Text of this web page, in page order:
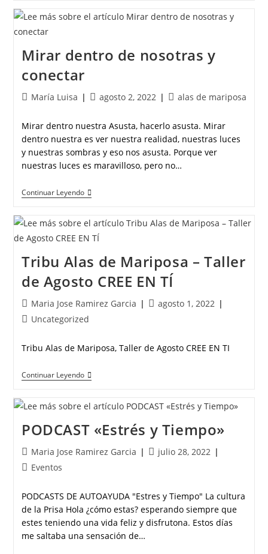
Mirar dentro de nosotras y
conectar
María Luisa agosto 2, 2022 alas de mariposa
Mirar dentro nuestra Asusta, hacerlo asusta. Mirar
dentro nuestra es ver nuestra realidad, nuestras luces
y nuestras sombras y eso nos asusta. Porque ver
nuestras luces es maravilloso, pero no…
Continuar Leyendo
Tribu Alas de Mariposa – Taller
de Agosto CREE EN TÍ
Maria Jose Ramirez Garcia
agosto 1, 2022
Uncategorized
Tribu Alas de Mariposa, Taller de Agosto CREE EN TI
Continuar Leyendo
PODCAST «Estrés y Tiempo»
Maria Jose Ramirez Garcia
julio 28, 2022
Eventos
PODCASTS DE AUTOAYUDA "Estres y Tiempo" La cultura
de la Prisa Hola ¿cómo estas? esperando siempre que
estes teniendo una vida feliz y disfrutona. Estos días
me saltaba una sensación de…